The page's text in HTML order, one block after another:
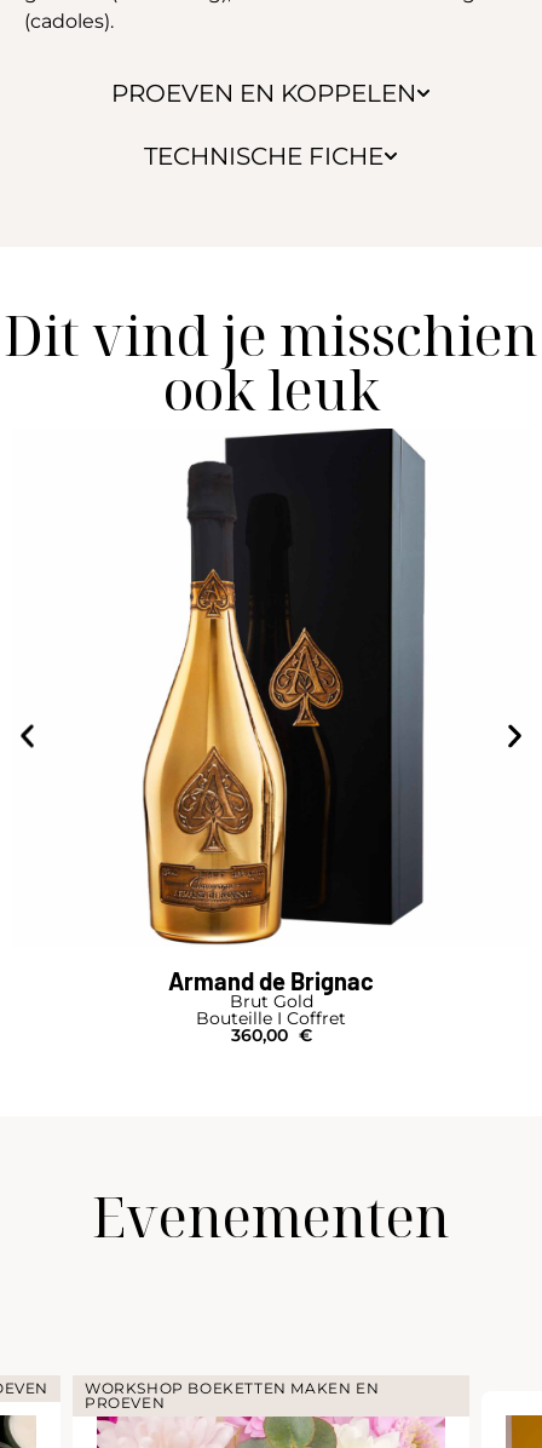
PROEVEN EN KOPPELEN
TECHNISCHE FICHE
(cadoles).
Dit vind je misschien
ook leuk
Armand de Brignac
Brut Gold
Bouteille I Coffret
360,00 €
Evenementen
WORKSHOP BOEKETTEN MAKEN EN
PROEVEN